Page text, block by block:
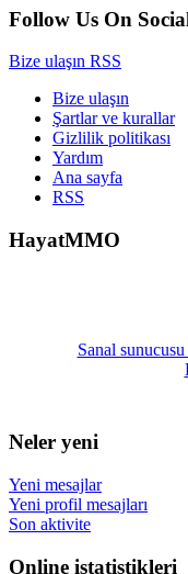
Follow Us On
Bize ulaşın RSS
Bize ulaşın
Şartlar ve kurallar
Gizlilik politikası
Yardım
Ana sayfa
RSS
HayatMMO
Sanal
Neler yeni
Yeni mesajlar
Yeni profil mesajları
Son aktivite
Online istatistikleri